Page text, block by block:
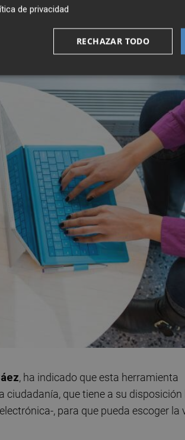
, ha indicado que esta herramienta
ciudadanía, que tiene a su disposición
, para que pueda escoger la
de privacidad
RECHAZAR TODO